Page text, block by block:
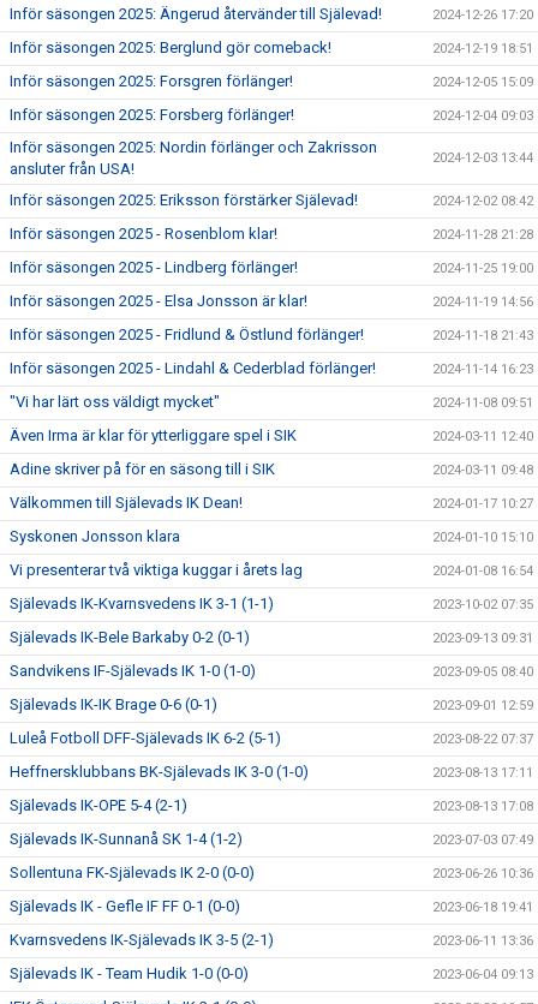
Inför säsongen 2025: Ängerud återvänder till Själevad! 2024-12-26 17:20
Inför säsongen 2025: Berglund gör comeback! 2024-12-19 18:51
Inför säsongen 2025: Forsgren förlänger! 2024-12-05 15:09
Inför säsongen 2025: Forsberg förlänger! 2024-12-04 09:03
Inför säsongen 2025: Nordin förlänger och Zakrisson
ansluter från USA!
2024-12-03 13:44
Inför säsongen 2025: Eriksson förstärker Själevad! 2024-12-02 08:42
Inför säsongen 2025 - Rosenblom klar! 2024-11-28 21:28
Inför säsongen 2025 - Lindberg förlänger! 2024-11-25 19:00
Inför säsongen 2025 - Elsa Jonsson är klar! 2024-11-19 14:56
Inför säsongen 2025 - Fridlund & Östlund förlänger! 2024-11-18 21:43
Inför säsongen 2025 - Lindahl & Cederblad förlänger! 2024-11-14 16:23
"Vi har lärt oss väldigt mycket" 2024-11-08 09:51
Även Irma är klar för ytterliggare spel i SIK 2024-03-11 12:40
Adine skriver på för en säsong till i SIK 2024-03-11 09:48
Välkommen till Själevads IK Dean! 2024-01-17 10:27
Syskonen Jonsson klara 2024-01-10 15:10
Vi presenterar två viktiga kuggar i årets lag 2024-01-08 16:54
Själevads IK-Kvarnsvedens IK 3-1 (1-1) 2023-10-02 07:35
Själevads IK-Bele Barkaby 0-2 (0-1) 2023-09-13 09:31
Sandvikens IF-Själevads IK 1-0 (1-0) 2023-09-05 08:40
Själevads IK-IK Brage 0-6 (0-1) 2023-09-01 12:59
Luleå Fotboll DFF-Själevads IK 6-2 (5-1) 2023-08-22 07:37
Heffnersklubbans BK-Själevads IK 3-0 (1-0) 2023-08-13 17:11
Själevads IK-OPE 5-4 (2-1) 2023-08-13 17:08
Själevads IK-Sunnanå SK 1-4 (1-2) 2023-07-03 07:49
Sollentuna FK-Själevads IK 2-0 (0-0) 2023-06-26 10:36
Själevads IK - Gefle IF FF 0-1 (0-0) 2023-06-18 19:41
Kvarnsvedens IK-Själevads IK 3-5 (2-1) 2023-06-11 13:36
Själevads IK - Team Hudik 1-0 (0-0) 2023-06-04 09:13